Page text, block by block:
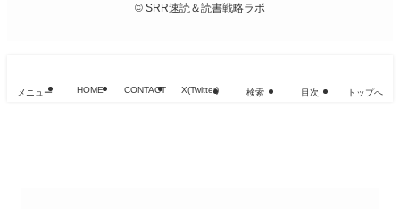
© SRR速読＆読書戦略ラボ
メニュー HOME CONTACT X(Twitter) 検索 目次 トップへ